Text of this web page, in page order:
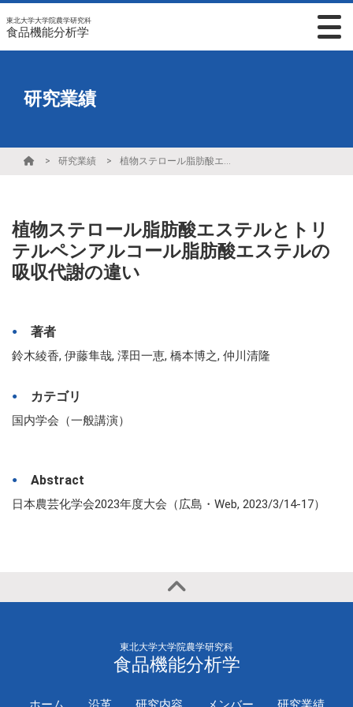
東北大学大学院農学研究科
食品機能分析学
研究業績
研究業績 植物ステロール脂肪酸エステルとトリテルペンアルコール脂肪酸エステルの吸収代謝の違い
植物ステロール脂肪酸エステルとトリ
テルペンアルコール脂肪酸エステルの
吸収代謝の違い
著者
鈴木綾香, 伊藤隼哉, 澤田一恵, 橋本博之, 仲川清隆
カテゴリ
国内学会（一般講演）
Abstract
日本農芸化学会2023年度大会（広島・Web, 2023/3/14-17）
東北大学大学院農学研究科
食品機能分析学